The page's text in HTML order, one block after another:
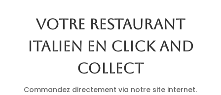
Votre restaurant
italien en click and
collect
Commandez directement via notre site internet.